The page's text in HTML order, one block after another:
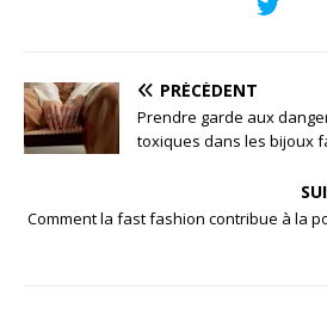
PRÉCÉDENT
Prendre garde aux
toxiques dans les bijoux
Comment la fast fashion contribue à la